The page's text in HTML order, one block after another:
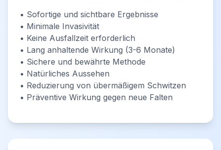
• Sofortige und sichtbare Ergebnisse
• Minimale Invasivität
• Keine Ausfallzeit erforderlich
• Lang anhaltende Wirkung (3-6 Monate)
• Sichere und bewährte Methode
• Natürliches Aussehen
• Reduzierung von übermäßigem Schwitzen
• Präventive Wirkung gegen neue Falten